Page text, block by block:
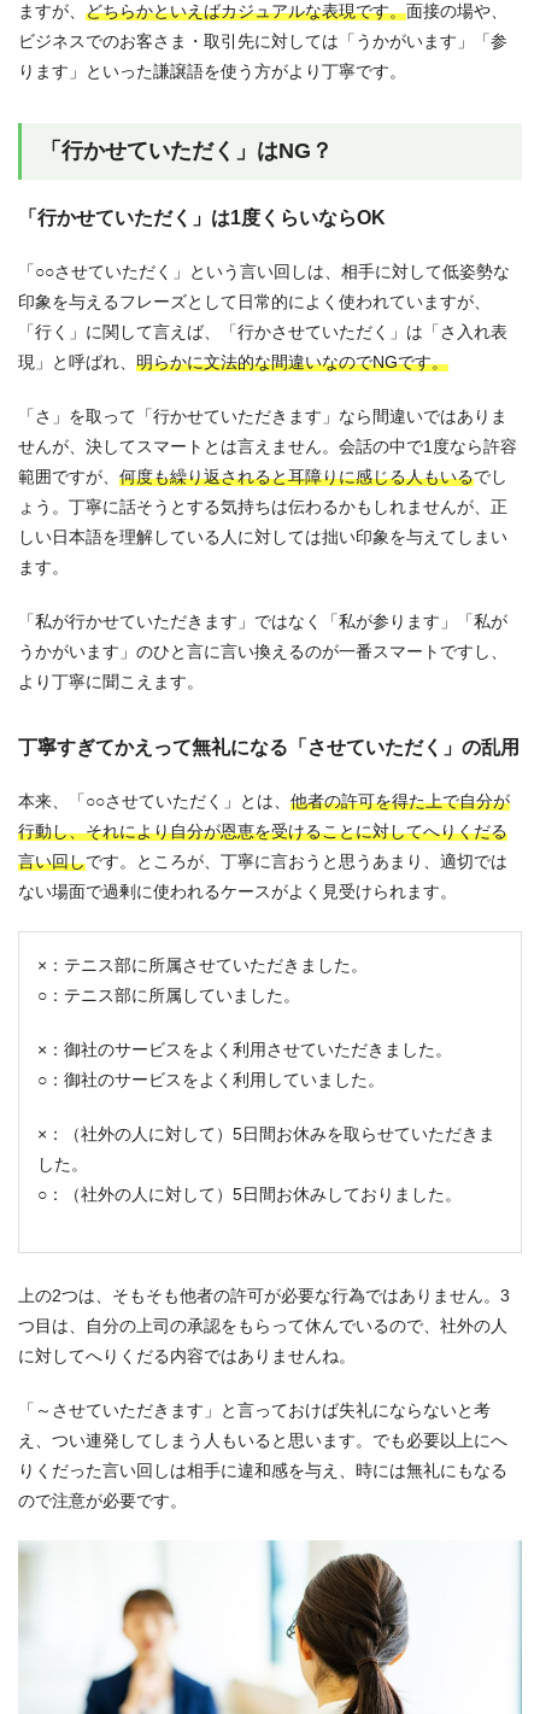
ますが、 どちらかといえばカジュアルな表現です。面接の場や、
ビジネスでのお客さま・取引先に対しては「うかがいます」「参
ります」といった謙譲語を使う方がより丁寧です。
「行かせていただく」はNG？
「行かせていただく」は1度くらいならOK
「○○させていただく」という言い回しは、相手に対して低姿勢な
印象を与えるフレーズとして日常的によく使われていますが、
「行く」に関して言えば、「行かさせていただく」は「さ入れ表
現」と呼ばれ、 明らかに文法的な間違いなのでNGです。
「さ」を取って「行かせていただきます」なら間違いではありま
せんが、決してスマートとは言えません。会話の中で1度なら許容
範囲ですが、 何度も繰り返されると耳障りに感じる人もいるでし
ょう。丁寧に話そうとする気持ちは伝わるかもしれませんが、正
しい日本語を理解している人に対しては拙い印象を与えてしまい
ます。
「私が行かせていただきます」ではなく「私が参ります」「私が
うかがいます」のひと言に言い換えるのが一番スマートですし、
より丁寧に聞こえます。
丁寧すぎてかえって無礼になる「させていただく」の乱用
本来、「○○させていただく」とは、 他者の許可を得た上で自分が
行動し、それにより自分が恩恵を受けることに対してへりくだる
言い回しです。ところが、丁寧に言おうと思うあまり、適切では
ない場面で過剰に使われるケースがよく見受けられます。
×：テニス部に所属させていただきました。
○：テニス部に所属していました。
×：御社のサービスをよく利用させていただきました。
○：御社のサービスをよく利用していました。
×：（社外の人に対して）5日間お休みを取らせていただきま
した。
○：（社外の人に対して）5日間お休みしておりました。
上の2つは、そもそも他者の許可が必要な行為ではありません。3
つ目は、自分の上司の承認をもらって休んでいるので、社外の人
に対してへりくだる内容ではありませんね。
「～させていただきます」と言っておけば失礼にならないと考
え、つい連発してしまう人もいると思います。でも必要以上にへ
りくだった言い回しは相手に違和感を与え、時には無礼にもなる
ので注意が必要です。